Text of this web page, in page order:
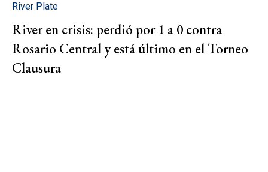
River Plate
River en crisis: perdió por 1 a 0 contra
Rosario Central y está último en el Torneo
Clausura